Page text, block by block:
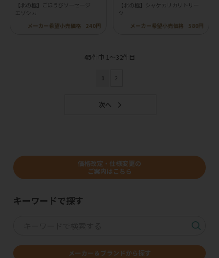
【北の極】ごほうびソーセージ
エゾシカ
メーカー希望小売価格
240円
【北の極】シャケカリカリトリー
ツ
メーカー希望小売価格
580円
45件中 1〜32件目
1 2
価格改定・仕様変更の
ご案内はこちら
キーワードで探す
メーカー＆ブランドから探す